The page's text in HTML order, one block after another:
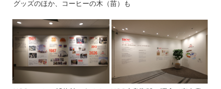
グッズのほか、コーヒーの木（苗）も